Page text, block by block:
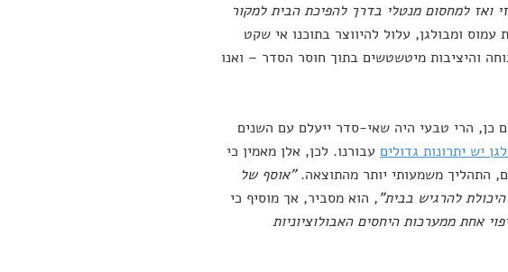
ואז למחסום מנטלי בדרך להפיכת הבית למקור
עמוס ומבולגן, עלול להיווצר בתוכנו אי שקט
והיציבות מיטשטשים בתוך חוסר הסדר – ואנו
כן, הרי טבעי היה שאי-סדר ייעלם עם השנים
יש יתרונות גדולים עבורנו. לכן, אלן מאמין כי
התהליך משמעותי יותר מהתוצאה."אוסף של
להרגיש בבית", הוא מסביר, אך מוסיף כי
אחת ממערכות היחסים האבולוציוניות